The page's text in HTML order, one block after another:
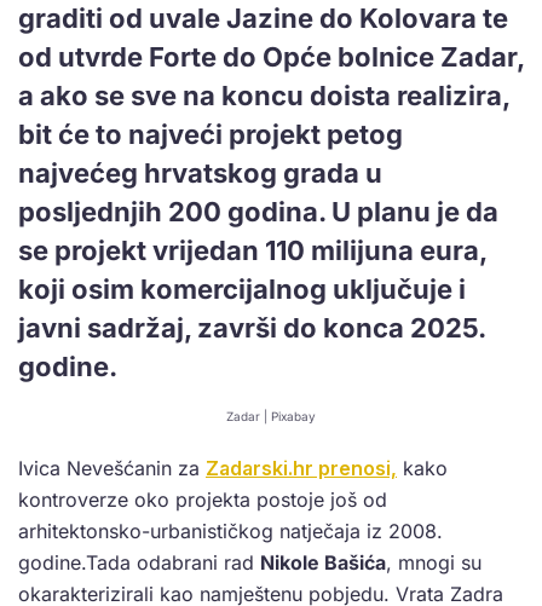
graditi od uvale Jazine do Kolovara te
od utvrde Forte do Opće bolnice Zadar,
a ako se sve na koncu doista realizira,
bit će to najveći projekt petog
najvećeg hrvatskog grada u
posljednjih 200 godina. U planu je da
se projekt vrijedan 110 milijuna eura,
koji osim komercijalnog uključuje i
javni sadržaj, završi do konca 2025.
godine.
Zadar | Pixabay
Ivica Nevešćanin za Zadarski.hr prenosi, kako
kontroverze oko projekta postoje još od
arhitektonsko-urbanističkog natječaja iz 2008.
godine.Tada odabrani rad Nikole Bašića, mnogi su
okarakterizirali kao namještenu pobjedu. Vrata Zadra